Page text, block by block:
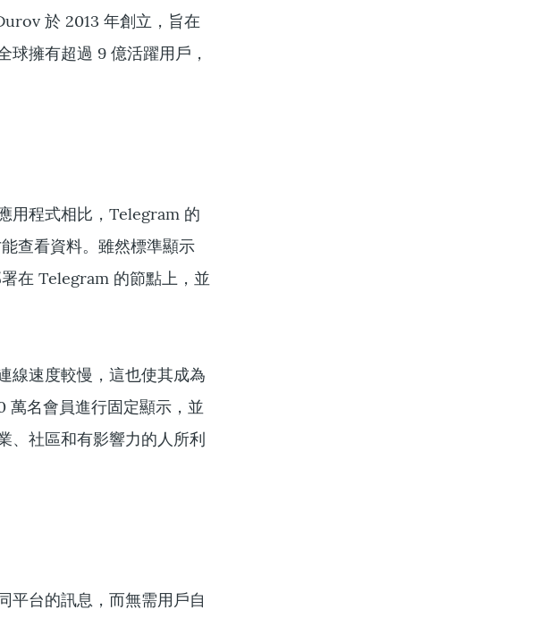
於 2013 年創立，旨在
擁有超過 9 億活躍用戶，
用程式相比，Telegram 的
查看資料。雖然標準顯示
在 Telegram 的節點上，並
線速度較慢，這也使其成為
萬名會員進行固定顯示，並
、社區和有影響力的人所利
平台的訊息，而無需用戶自